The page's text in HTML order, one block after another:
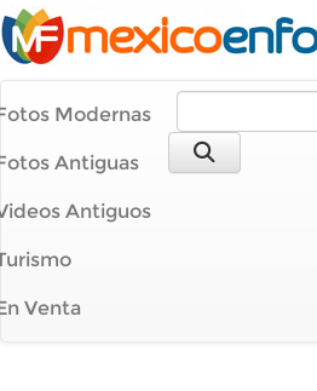
Modernas
Antiguas
Antiguos
Venta